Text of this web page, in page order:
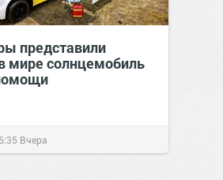
представили
мире солнцемобиль
Вчера